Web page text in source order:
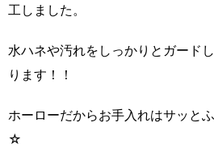
工しました。
水ハネや汚れをしっかりとガード
ります！！
ホーローだからお手入れはサッと
☆